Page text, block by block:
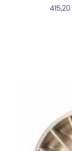
415,20